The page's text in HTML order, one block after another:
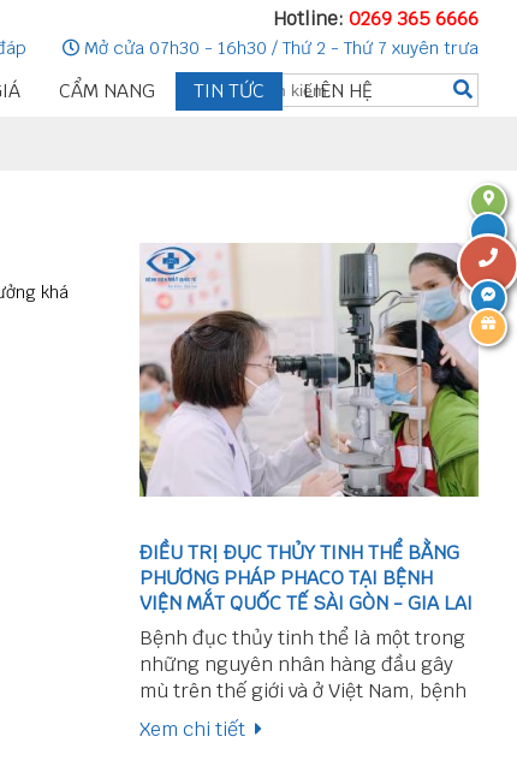
Mở cửa 07h30 - 16h30 / Thứ 2 - Thứ 7 xuyên trưa
CẨM NANG TIN TỨC LIÊN HỆ
Hotline: 0269 365 6666
khá
ĐIỀU TRỊ ĐỤC THỦY TINH THỂ BẰNG
PHƯƠNG PHÁP PHACO TẠI BỆNH
VIỆN MẮT QUỐC TẾ SÀI GÒN - GIA LAI
Bệnh đục thủy tinh thể là một trong
những nguyên nhân hàng đầu gây
mù trên thế giới và ở Việt Nam, bệnh
thường gặp ở người người già. Cho
đến nay, chưa có loại thuốc nào có
Xem chi tiết